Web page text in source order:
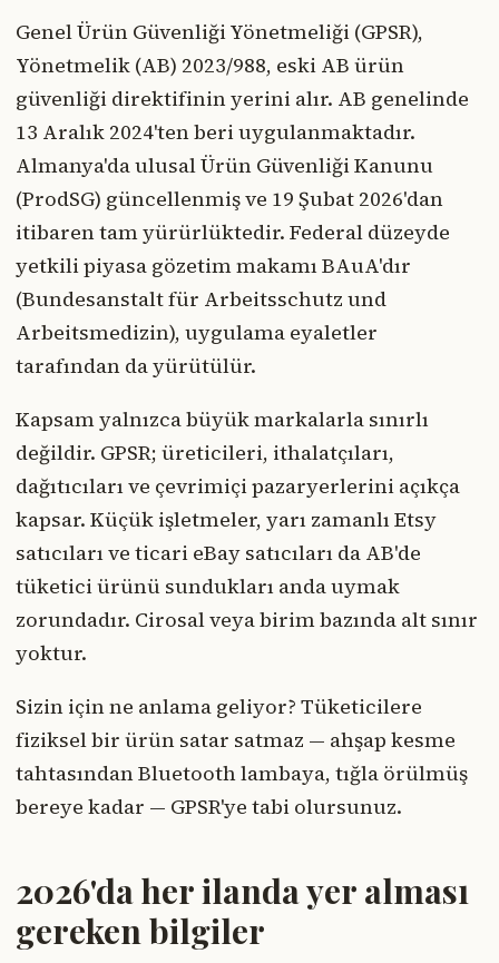
Genel Ürün Güvenliği Yönetmeliği (GPSR),
Yönetmelik (AB) 2023/988, eski AB ürün
güvenliği direktifinin yerini alır. AB genelinde
13 Aralık 2024'ten beri uygulanmaktadır.
Almanya'da ulusal Ürün Güvenliği Kanunu
(ProdSG) güncellenmiş ve 19 Şubat 2026'dan
itibaren tam yürürlüktedir. Federal düzeyde
yetkili piyasa gözetim makamı BAuA'dır
(Bundesanstalt für Arbeitsschutz und
Arbeitsmedizin), uygulama eyaletler
tarafından da yürütülür.
Kapsam yalnızca büyük markalarla sınırlı
değildir. GPSR; üreticileri, ithalatçıları,
dağıtıcıları ve çevrimiçi pazaryerlerini açıkça
kapsar. Küçük işletmeler, yarı zamanlı Etsy
satıcıları ve ticari eBay satıcıları da AB'de
tüketici ürünü sundukları anda uymak
zorundadır. Cirosal veya birim bazında alt sınır
yoktur.
Sizin için ne anlama geliyor? Tüketicilere
fiziksel bir ürün satar satmaz — ahşap kesme
tahtasından Bluetooth lambaya, tığla örülmüş
bereye kadar — GPSR'ye tabi olursunuz.
2026'da her ilanda yer alması
gereken bilgiler